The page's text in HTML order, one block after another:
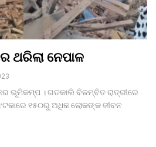
ନେପାଳ
ଭୂମିକମ୍ପ । ଗତକାଲି ବିଳମ୍ବିତ ରାତ୍ରୀରେ
୧୫୦ରୁ ଅଧିକ ଲୋକଙ୍କ ଜୀବନ